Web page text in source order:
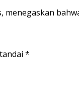
*